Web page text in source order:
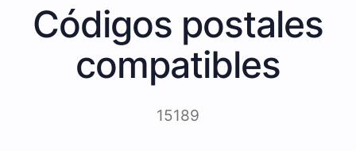
Códigos postales
compatibles
15189